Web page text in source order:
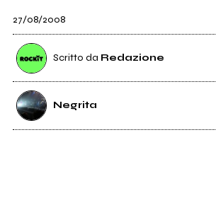
27/08/2008
Scritto da Redazione
Negrita